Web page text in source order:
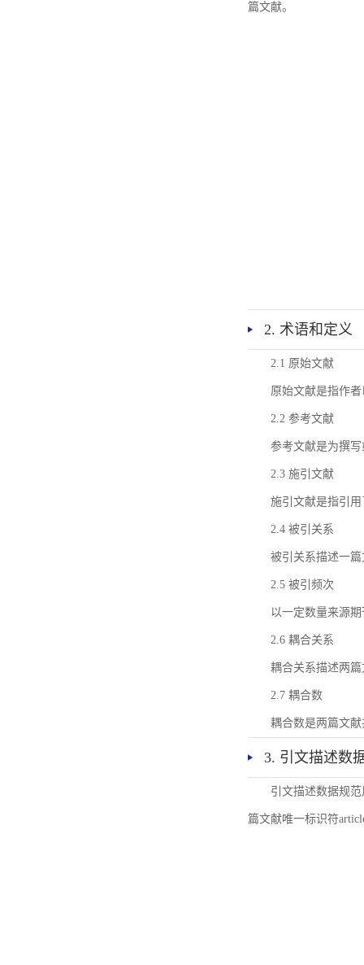
篇文献。
2. 术语和定义
2.1 原始文献
原始文献是指作
2.2 参考文献
参考文献是为撰
2.3 施引文献
施引文献是指引
2.4 被引关系
被引关系描述一
2.5 被引频次
以一定数量来源
2.6 耦合关系
耦合关系描述两
2.7 耦合数
耦合数是两篇文
3. 引文描述数
引文描述数据规
篇文献唯一标识符